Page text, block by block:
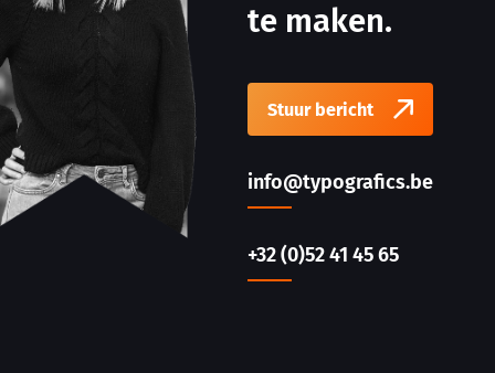
te maken.
Stuur bericht
info@typografics.be
+32 (0)52 41 45 65